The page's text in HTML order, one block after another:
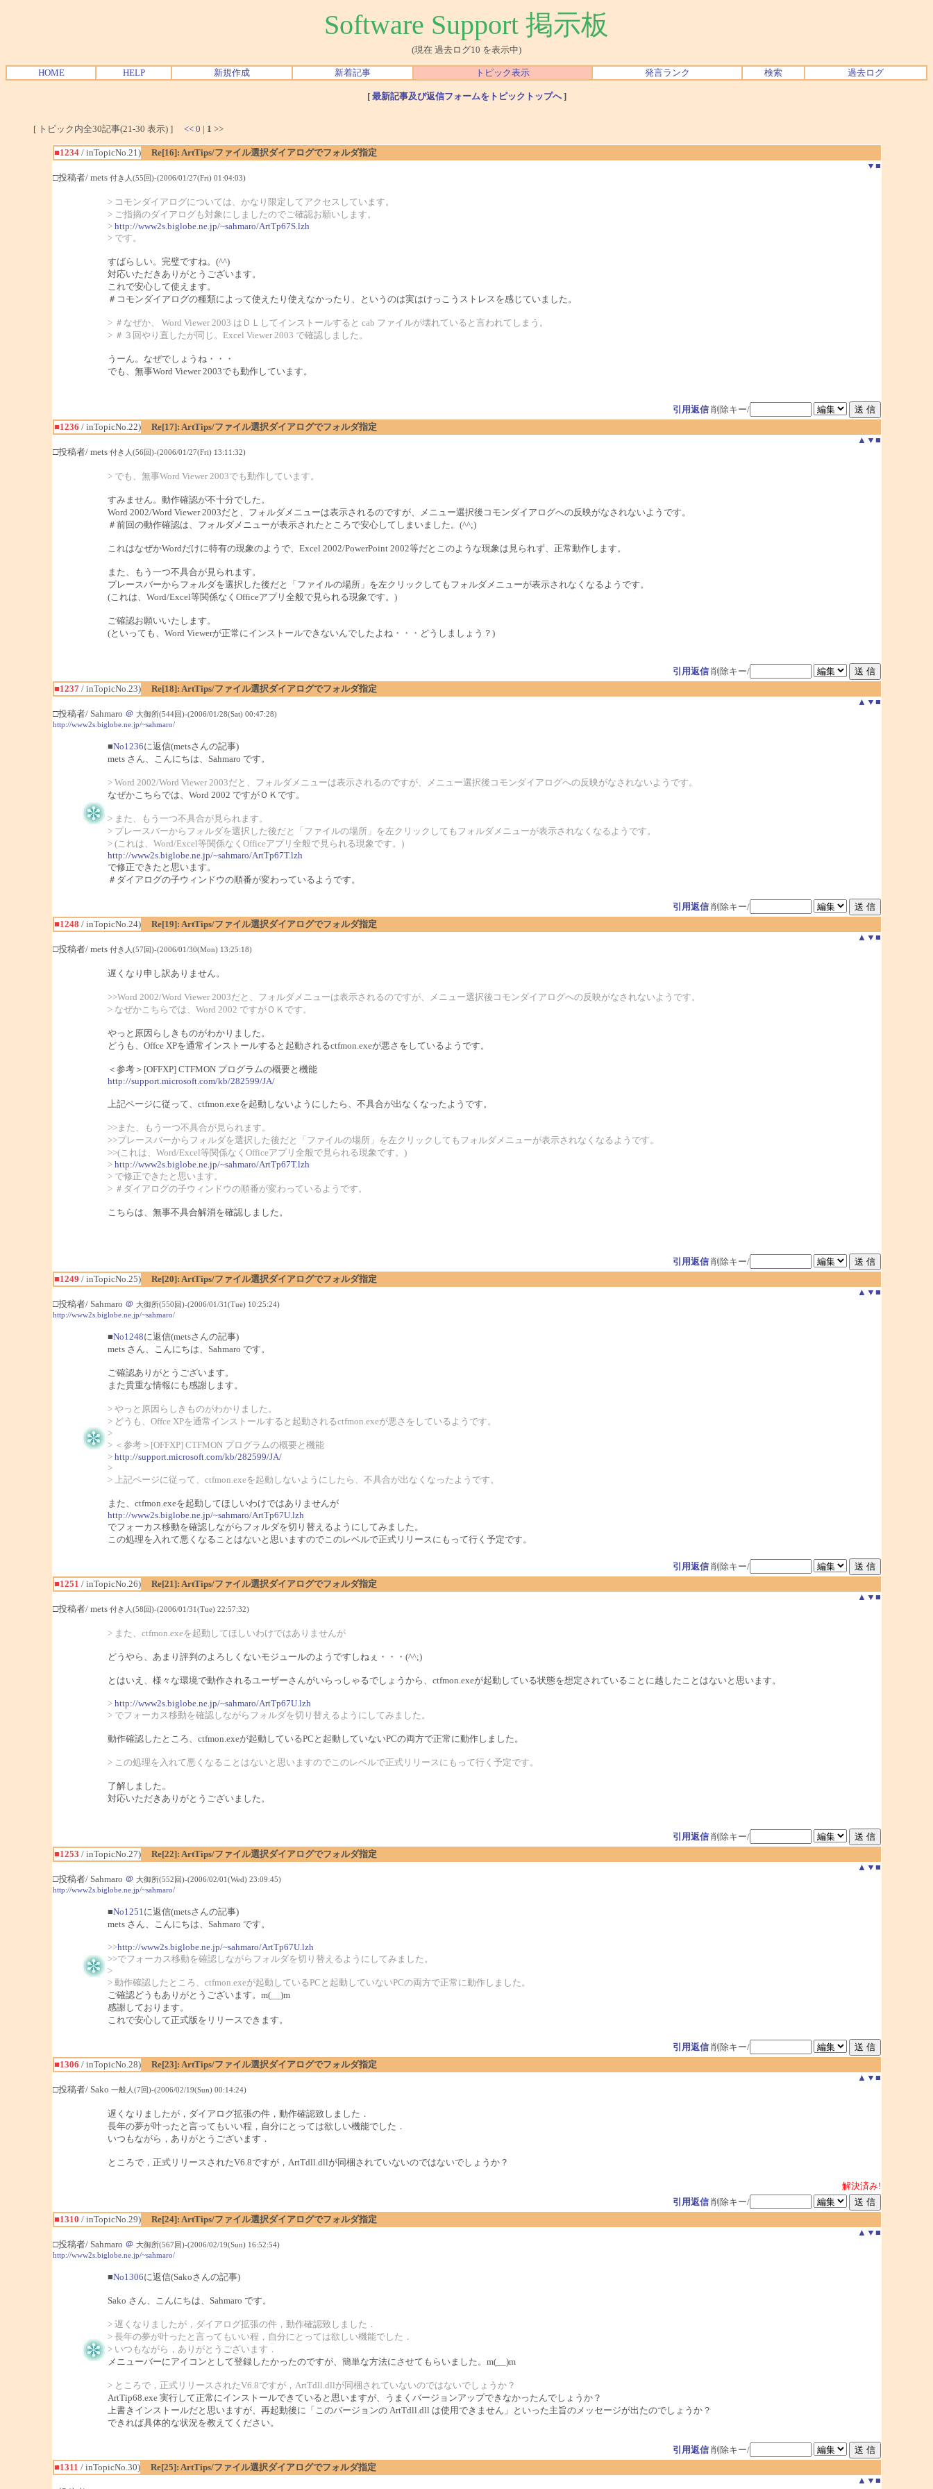
Software Support 掲示板
(現在 過去ログ10 を表示中)
HOME HELP 新規作成 新着記事 トピック表示 発言ランク 検索 過去ログ
[ 最新記事及び返信フォームをトピックトップへ]
[ トピック内全30記事(21-30 表示) ] << 0 | 1 >>
■1234/ inTopicNo.21)
Re[16]: ArtTips/ファイル選択ダイアログでフォルダ指定
▼ ■
□投稿者/ mets 付き人(55回)-(2006/01/27(Fri) 01:04:03)
> コモンダイアログについては、かなり限定してアクセスしています。
> ご指摘のダイアログも対象にしましたのでご確認お願いします。
> http://www2s.biglobe.ne.jp/~sahmaro/ArtTp67S.lzh
> です。
すばらしい。完璧ですね。(^^)
対応いただきありがとうございます。
これで安心して使えます。
＃コモンダイアログの種類によって使えたり使えなかったり、というのは実はけっこうストレスを感じていました。
> ＃なぜか、 Word Viewer 2003 はＤＬしてインストールすると cab ファイルが壊れていると言われてしまう。
> ＃３回やり直したが同じ。Excel Viewer 2003 で確認しました。
うーん。なぜでしょうね・・・
でも、無事Word Viewer 2003でも動作しています。
引用返信 削除キー/
■1236 / inTopicNo.22)
Re[17]: ArtTips/ファイル選択ダイアログでフォルダ指定
▲ ▼ ■
□投稿者/ mets 付き人(56回)-(2006/01/27(Fri) 13:11:32)
> でも、無事Word Viewer 2003でも動作しています。
すみません。動作確認が不十分でした。
Word 2002/Word Viewer 2003だと、フォルダメニューは表示されるのですが、メニュー選択後コモンダイアログへの反映がなされないようです。
＃前回の動作確認は、フォルダメニューが表示されたところで安心してしまいました。(^^;)
これはなぜかWordだけに特有の現象のようで、Excel 2002/PowerPoint 2002等だとこのような現象は見られず、正常動作します。
また、もう一つ不具合が見られます。
プレースバーからフォルダを選択した後だと「ファイルの場所」を左クリックしてもフォルダメニューが表示されなくなるようです。
(これは、Word/Excel等関係なくOfficeアプリ全般で見られる現象です。)
ご確認お願いいたします。
(といっても、Word Viewerが正常にインストールできないんでしたよね・・・どうしましょう？)
引用返信 削除キー/
■1237/ inTopicNo.23)
Re[18]: ArtTips/ファイル選択ダイアログでフォルダ指定
▲ ▼ ■
□投稿者/ Sahmaro ＠ 大御所(544回)-(2006/01/28(Sat) 00:47:28)
http://www2s.biglobe.ne.jp/~sahmaro/
■No1236に返信(metsさんの記事)
mets さん、こんにちは、Sahmaro です。
> Word 2002/Word Viewer 2003だと、フォルダメニューは表示されるのですが、メニュー選択後コモンダイアログへの反映がなされないようです。
なぜかこちらでは、Word 2002 ですがＯＫです。
> また、もう一つ不具合が見られます。
> プレースバーからフォルダを選択した後だと「ファイルの場所」を左クリックしてもフォルダメニューが表示されなくなるようです。
> (これは、Word/Excel等関係なくOfficeアプリ全般で見られる現象です。)
http://www2s.biglobe.ne.jp/~sahmaro/ArtTp67T.lzh
で修正できたと思います。
＃ダイアログの子ウィンドウの順番が変わっているようです。
引用返信 削除キー/
■1248 / inTopicNo.24)
Re[19]: ArtTips/ファイル選択ダイアログでフォルダ指定
▲ ▼ ■
□投稿者/ mets 付き人(57回)-(2006/01/30(Mon) 13:25:18)
遅くなり申し訳ありません。
>>Word 2002/Word Viewer 2003だと、フォルダメニューは表示されるのですが、メニュー選択後コモンダイアログへの反映がなされないようです。
> なぜかこちらでは、Word 2002 ですがＯＫです。
やっと原因らしきものがわかりました。
どうも、Offce XPを通常インストールすると起動されるctfmon.exeが悪さをしているようです。
＜参考＞[OFFXP] CTFMON プログラムの概要と機能
http://support.microsoft.com/kb/282599/JA/
上記ページに従って、ctfmon.exeを起動しないようにしたら、不具合が出なくなったようです。
>>また、もう一つ不具合が見られます。
>>プレースバーからフォルダを選択した後だと「ファイルの場所」を左クリックしてもフォルダメニューが表示されなくなるようです。
>>(これは、Word/Excel等関係なくOfficeアプリ全般で見られる現象です。)
> http://www2s.biglobe.ne.jp/~sahmaro/ArtTp67T.lzh
> で修正できたと思います。
> ＃ダイアログの子ウィンドウの順番が変わっているようです。
こちらは、無事不具合解消を確認しました。
引用返信 削除キー/
■1249 / inTopicNo.25)
Re[20]: ArtTips/ファイル選択ダイアログでフォルダ指定
▲ ▼ ■
□投稿者/ Sahmaro ＠ 大御所(550回)-(2006/01/31(Tue) 10:25:24)
http://www2s.biglobe.ne.jp/~sahmaro/
■No1248に返信(metsさんの記事)
mets さん、こんにちは、Sahmaro です。
ご確認ありがとうございます。
また貴重な情報にも感謝します。
> やっと原因らしきものがわかりました。
> どうも、Offce XPを通常インストールすると起動されるctfmon.exeが悪さをしているようです。
>
> ＜参考＞[OFFXP] CTFMON プログラムの概要と機能
> http://support.microsoft.com/kb/282599/JA/
>
> 上記ページに従って、ctfmon.exeを起動しないようにしたら、不具合が出なくなったようです。
また、ctfmon.exeを起動してほしいわけではありませんが
http://www2s.biglobe.ne.jp/~sahmaro/ArtTp67U.lzh
でフォーカス移動を確認しながらフォルダを切り替えるようにしてみました。
この処理を入れて悪くなることはないと思いますのでこのレベルで正式リリースにもって行く予定です。
引用返信 削除キー/
■1251 / inTopicNo.26)
Re[21]: ArtTips/ファイル選択ダイアログでフォルダ指定
▲ ▼ ■
□投稿者/ mets 付き人(58回)-(2006/01/31(Tue) 22:57:32)
> また、ctfmon.exeを起動してほしいわけではありませんが
どうやら、あまり評判のよろしくないモジュールのようですしねぇ・・・(^^;)
とはいえ、様々な環境で動作されるユーザーさんがいらっしゃるでしょうから、ctfmon.exeが起動している状態を想定されていることに越したことはないと思います。
> http://www2s.biglobe.ne.jp/~sahmaro/ArtTp67U.lzh
> でフォーカス移動を確認しながらフォルダを切り替えるようにしてみました。
動作確認したところ、ctfmon.exeが起動しているPCと起動していないPCの両方で正常に動作しました。
> この処理を入れて悪くなることはないと思いますのでこのレベルで正式リリースにもって行く予定です。
了解しました。
対応いただきありがとうございました。
引用返信 削除キー/
■1253 / inTopicNo.27)
Re[22]: ArtTips/ファイル選択ダイアログでフォルダ指定
▲ ▼ ■
□投稿者/ Sahmaro ＠ 大御所(552回)-(2006/02/01(Wed) 23:09:45)
http://www2s.biglobe.ne.jp/~sahmaro/
■No1251 に返信(metsさんの記事)
mets さん、こんにちは、Sahmaro です。
>>http://www2s.biglobe.ne.jp/~sahmaro/ArtTp67U.lzh
>>でフォーカス移動を確認しながらフォルダを切り替えるようにしてみました。
>
> 動作確認したところ、ctfmon.exeが起動しているPCと起動していないPCの両方で正常に動作しました。
ご確認どうもありがとうございます。m(__)m
感謝しております。
これで安心して正式版をリリースできます。
引用返信 削除キー/
■1306 / inTopicNo.28)
Re[23]: ArtTips/ファイル選択ダイアログでフォルダ指定
▲ ▼ ■
□投稿者/ Sako 一般人(7回)-(2006/02/19(Sun) 00:14:24)
遅くなりましたが，ダイアログ拡張の件，動作確認致しました．
長年の夢が叶ったと言ってもいい程，自分にとっては欲しい機能でした．
いつもながら，ありがとうございます．
ところで，正式リリースされたV6.8ですが，ArtTdll.dllが同梱されていないのではないでしょうか？
解決済み!
引用返信 削除キー/
■1310 / inTopicNo.29)
Re[24]: ArtTips/ファイル選択ダイアログでフォルダ指定
▲ ▼ ■
□投稿者/ Sahmaro ＠ 大御所(567回)-(2006/02/19(Sun) 16:52:54)
http://www2s.biglobe.ne.jp/~sahmaro/
■No1306に返信(Sakoさんの記事)
Sako さん、こんにちは、Sahmaro です。
> 遅くなりましたが，ダイアログ拡張の件，動作確認致しました．
> 長年の夢が叶ったと言ってもいい程，自分にとっては欲しい機能でした．
> いつもながら，ありがとうございます．
メニューバーにアイコンとして登録したかったのですが、簡単な方法にさせてもらいました。m(__)m
> ところで，正式リリースされたV6.8ですが，ArtTdll.dllが同梱されていないのではないでしょうか？
ArtTip68.exe 実行して正常にインストールできていると思いますが、うまくバージョンアップできなかったんでしょうか？
上書きインストールだと思いますが、再起動後に「このバージョンの ArtTdll.dll は使用できません」といった主旨のメッセージが出たのでしょうか？
できれば具体的な状況を教えてください。
引用返信 削除キー/
■1311 / inTopicNo.30)
Re[25]: ArtTips/ファイル選択ダイアログでフォルダ指定
▲ ▼ ■